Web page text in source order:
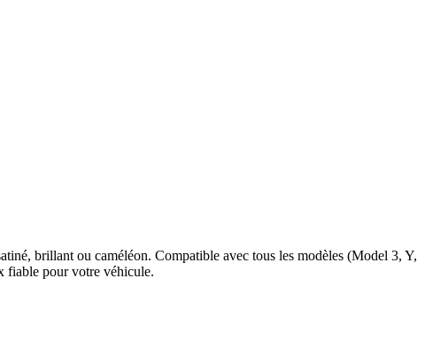
brillant ou caméléon. Compatible avec tous les modèles (Model 3, Y,
fiable pour votre véhicule.